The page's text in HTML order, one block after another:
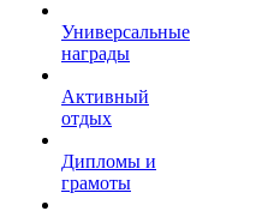
Универсальные
награды
Активный
отдых
Дипломы и
грамоты